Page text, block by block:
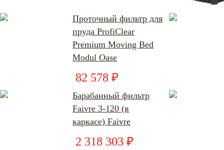
Проточный фильтр для
пруда ProfiClear
Premium Moving Bed
Modul Oase
82 578 ₽
Барабанный фильтр
Faivre 3-120 (в
каркасе) Faivre
2 318 303 ₽